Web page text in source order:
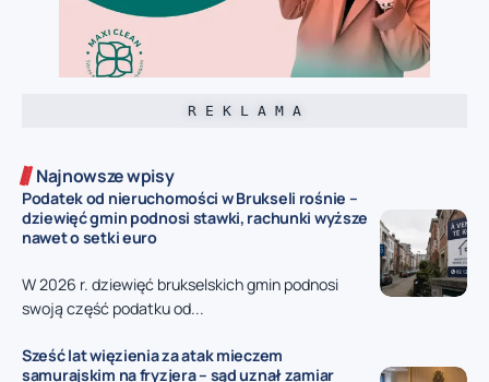
R E K L A M A
Najnowsze wpisy
Podatek od nieruchomości w Brukseli rośnie –
dziewięć gmin podnosi stawki, rachunki wyższe
nawet o setki euro
W 2026 r. dziewięć brukselskich gmin podnosi
swoją część podatku od...
Sześć lat więzienia za atak mieczem
samurajskim na fryzjera – sąd uznał zamiar